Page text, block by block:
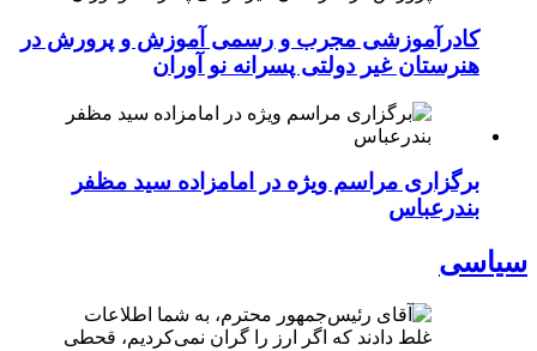
کادرآموزشی مجرب و رسمی آموزش و پرورش در
هنرستان غیر دولتی پسرانه نو آوران
برگزاری مراسم ویژه در امامزاده سید مظفر
بندرعباس
سیاسی